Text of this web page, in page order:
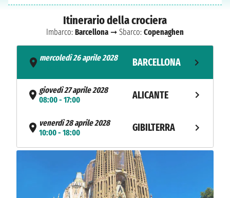
Itinerario della crociera
Imbarco: Barcellona ➞ Sbarco: Copenaghen
mercoledì 26 aprile 2028
BARCELLONA
giovedì 27 aprile 2028
08:00 - 17:00
ALICANTE
venerdì 28 aprile 2028
10:00 - 18:00
GIBILTERRA
sabato 29 aprile 2028
CADICE
domenica 30 aprile 2028 NAVIGAZIONE